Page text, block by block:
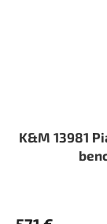
K&M 13981